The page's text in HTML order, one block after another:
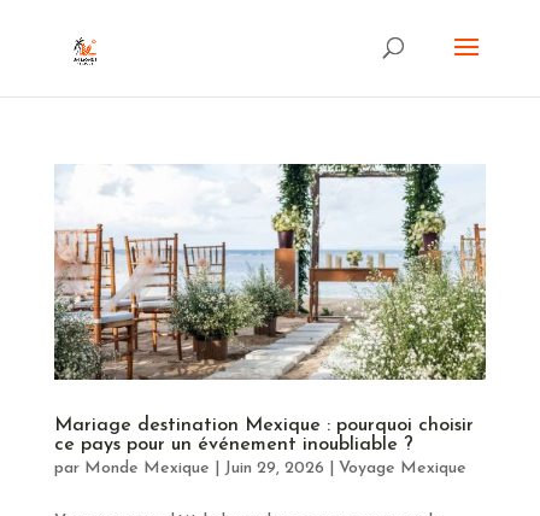
Mariage destination Mexique : pourquoi choisir
ce pays pour un événement inoubliable ?
par Monde Mexique Juin 29, 2026 Voyage Mexique